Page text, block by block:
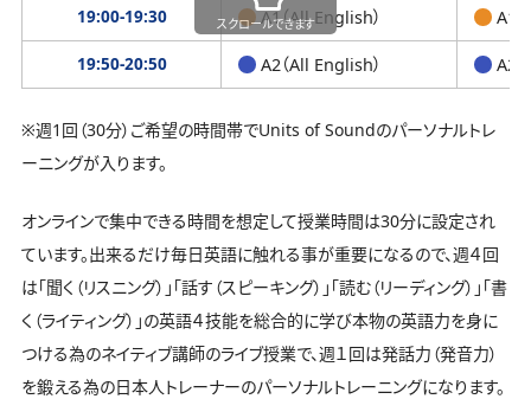
19:00-19:30 A1（All English） A1
19:50-20:50 A2（All English） A2
スクロールできます
※週1回（30分）ご希望の時間帯でUnits of Soundのパーソナルトレ
ーニングが入ります。
オンラインで集中できる時間を想定して授業時間は30分に設定され
ています。出来るだけ毎日英語に触れる事が重要になるので、週４回
は「聞く（リスニング）」「話す（スピーキング）」「読む（リーディング）」「書
く（ライティング）」の英語４技能を総合的に学び本物の英語力を身に
つける為のネイティブ講師のライブ授業で、週１回は発話力（発音力）
を鍛える為の日本人トレーナーのパーソナルトレーニングになります。